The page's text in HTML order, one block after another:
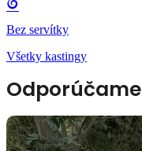
Bez servítky
Všetky kastingy
Odporúčame